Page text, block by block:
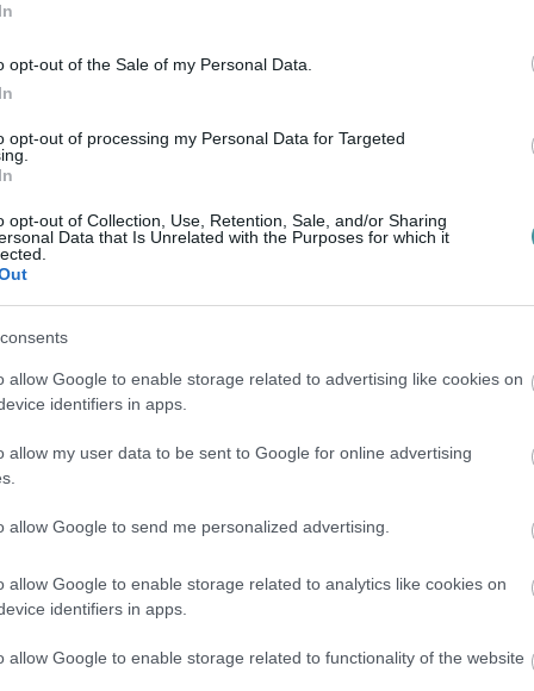
opt-out of the Sale of my Personal Data.
opt-out of processing my Personal Data for Targeted
opt-out of Collection, Use, Retention, Sale, and/or Sharing
Data that Is Unrelated with the Purposes for which it
allow Google to enable storage related to advertising like cookies on
identifiers in apps.
allow my user data to be sent to Google for online advertising
allow Google to send me personalized advertising.
allow Google to enable storage related to analytics like cookies on
identifiers in apps.
allow Google to enable storage related to functionality of the website
válaszában közölte: az ügyben belső
elismerte, hogy az adott napon nem
figyelmeztetésben részesült.
utasaink biztonságos eljuttatása úti
munkavállalónk számára, ebben
hogy az utasok panasz vagy észrevétel
közlés szerint minden bejelentést
tájékoztatják a bejelentőt az eredményről.
az EGRI ÜGYEK Google Hírek oldalán!